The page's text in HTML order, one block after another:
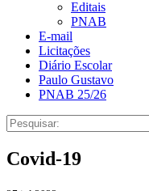
Editais
PNAB
E-mail
Licitações
Diário Escolar
Paulo Gustavo
PNAB 25/26
Covid-19